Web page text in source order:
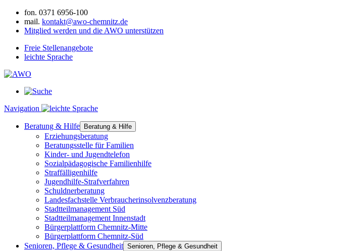
fon. 0371 6956-100
mail. kontakt@awo-chemnitz.de
Mitglied werden und die AWO unterstützen
Freie Stellenangebote
leichte Sprache
Navigation
Beratung & Hilfe Beratung & Hilfe
Erziehungsberatung
Beratungsstelle für Familien
Kinder- und Jugendtelefon
Sozialpädagogische Familienhilfe
Straffälligenhilfe
Jugendhilfe-Strafverfahren
Schuldnerberatung
Landesfachstelle Verbraucherinsolvenzberatung
Stadtteilmanagement Süd
Stadtteilmanagement Innenstadt
Bürgerplattform Chemnitz-Mitte
Bürgerplattform Chemnitz-Süd
Senioren, Pflege & Gesundheit Senioren, Pflege & Gesundheit